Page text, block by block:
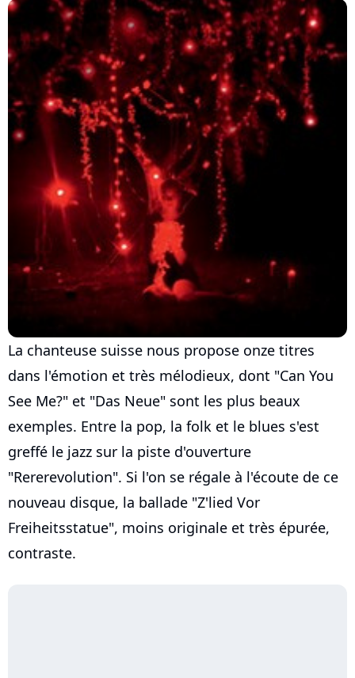
La chanteuse suisse nous propose onze titres
dans l'émotion et très mélodieux, dont "Can You
See Me?" et "Das Neue" sont les plus beaux
exemples. Entre la pop, la folk et le blues s'est
greffé le jazz sur la piste d'ouverture
"Rererevolution". Si l'on se régale à l'écoute de ce
nouveau disque, la ballade "Z'lied Vor
Freiheitsstatue", moins originale et très épurée,
contraste.